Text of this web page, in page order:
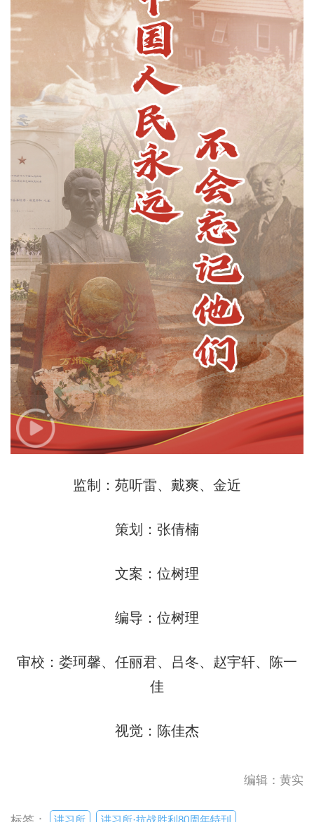
监制：苑听雷、戴爽、金近
策划：张倩楠
文案：位树理
编导：位树理
审校：娄珂馨、任丽君、吕冬、赵宇轩、陈一
佳
视觉：陈佳杰
编辑：黄实
讲习所 讲习所·抗战胜利80周年特刊